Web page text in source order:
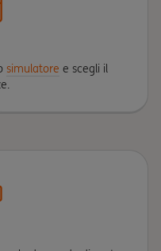
simulatore e scegli il